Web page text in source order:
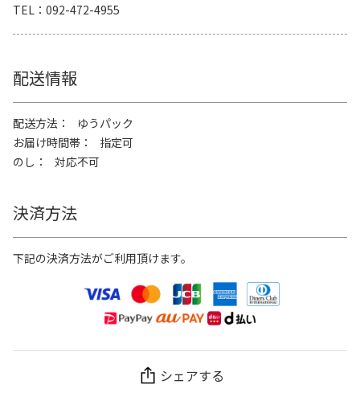
TEL
092-472-4955
配送情報
配送方法
ゆうパック
お届け時間帯
指定可
のし
対応不可
決済方法
下記の決済方法がご利用頂けます。
シェアする